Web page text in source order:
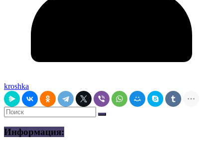
kroshka
Информация: